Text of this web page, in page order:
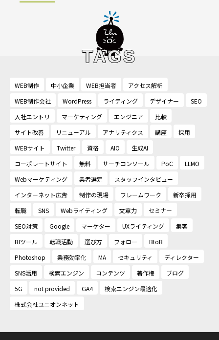
TAGS
WEB制作 中小企業 WEB担当者
アクセス解析
WEB制作会社
WordPress ライティング デザイナー
SEO
入社エントリ
マーケティング エンジニア
比較
サイト改善
リニューアル アナリティクス 講座
採用
WEBサイト
Twitter 資格 AIO
生成AI
コーポレートサイト
無料 サーチコンソール PoC
LLMO
Webマーケティング
業者選定
スタッフインタビュー
インターネット広告
制作の現場 フレームワーク
新卒採用
転職
SNS Webライティング 文章力
セミナー
SEO対策
Google マーケター UXライティング
集客
BIツール
転職活動 選び方 フォロー
BtoB
Photoshop
業務効率化 MA セキュリティ
ディレクター
SNS活用
検索エンジン コンテンツ 著作権
ブログ
5G
not provided GA4
検索エンジン最適化
株式会社ユニオンネット